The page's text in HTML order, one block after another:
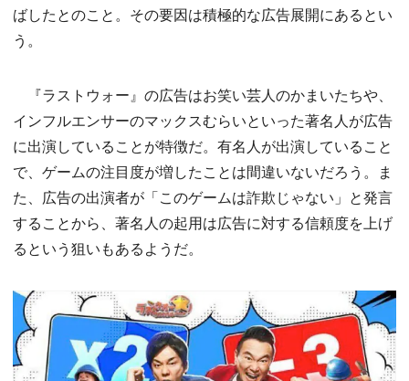
ばしたとのこと。その要因は積極的な広告展開にあるとい
う。
『ラストウォー』の広告はお笑い芸人のかまいたちや、
インフルエンサーのマックスむらいといった著名人が広告
に出演していることが特徴だ。有名人が出演していること
で、ゲームの注目度が増したことは間違いないだろう。ま
た、広告の出演者が「このゲームは詐欺じゃない」と発言
することから、著名人の起用は広告に対する信頼度を上げ
るという狙いもあるようだ。